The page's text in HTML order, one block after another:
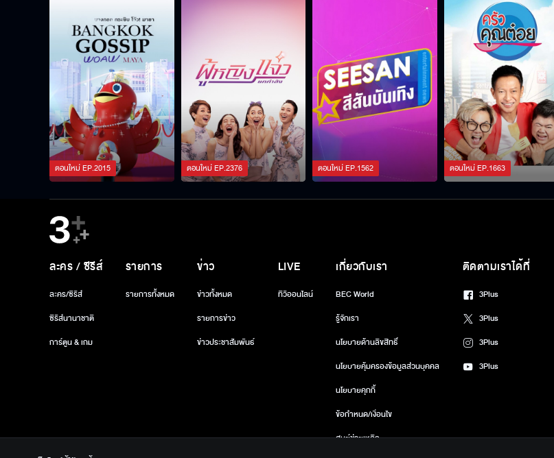
ตอนใหม่EP.2015 ตอนใหม่EP.2376 ตอนใหม่EP.1562 ตอนใหม่EP.1663
ละคร / ซีรีส์
ละคร/ซีรีส์
ซีรีส์นานาชาติ
การ์ตูน & เกม
รายการ
รายการทั้งหมด
ข่าว
ข่าวทั้งหมด
รายการข่าว
ข่าวประชาสัมพันธ์
LIVE
ทีวีออนไลน์
เกี่ยวกับเรา
BEC World
รู้จักเรา
นโยบายด้านลิขสิทธิ์
นโยบายคุ้มครองข้อมูลส่วนบุคคล
นโยบายคุกกี้
ข้อกำหนด/เงื่อนไข
ศูนย์ช่วยเหลือ
ติดตามเราได้ที่
3Plus
3Plus
3Plus
3Plus